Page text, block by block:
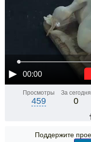
00:00
Просмотры
459
За сегодня
0
Поддержите